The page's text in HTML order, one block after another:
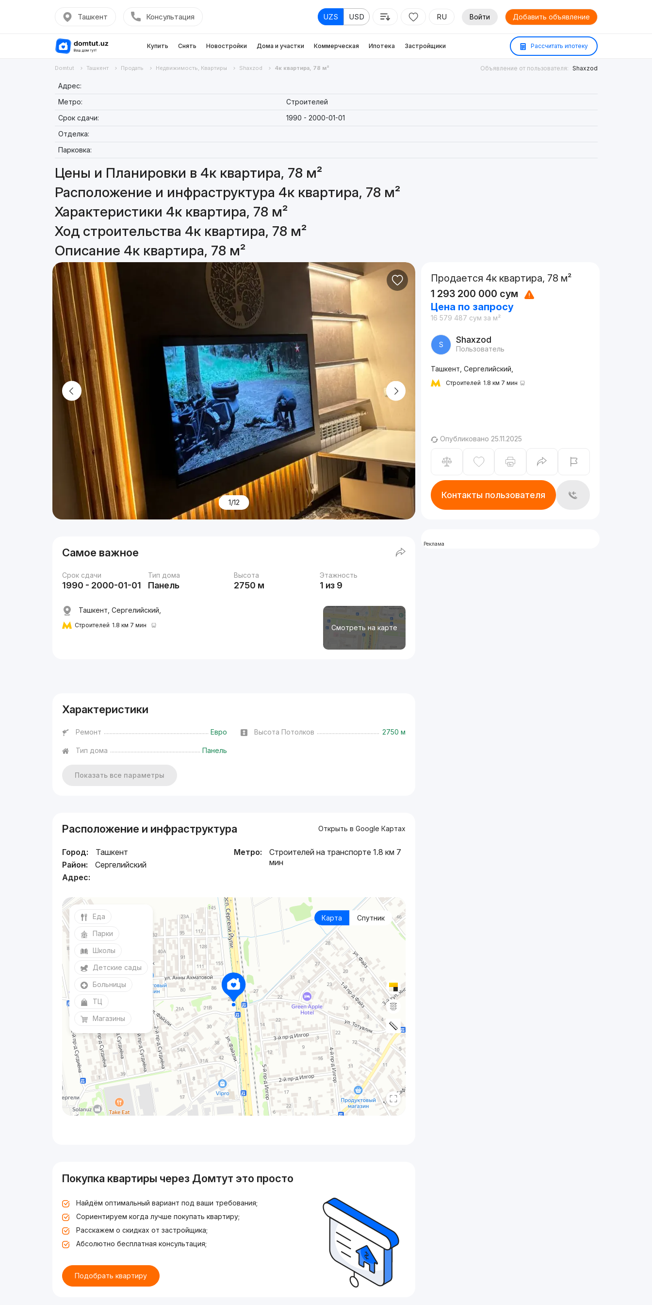
Ташкент Консультация UZS USD RU Войти Добавить объявление
Купить Снять Новостройки Дома и участки Коммерческая Ипотека Застройщики Рассчитать ипотеку
Domtut Ташкент Продать Недвижимость, Квартиры Shaxzod 4к квартира, 78 м² Объявление от пользователя: Shaxzod
Адрес:
Метро:
Строителей
Срок сдачи:
1990 - 2000-01-01
Отделка:
Парковка:
Цены и Планировки в 4к квартира, 78 м²
Расположение и инфраструктура 4к квартира, 78 м²
Характеристики 4к квартира, 78 м²
Ход строительства 4к квартира, 78 м²
Описание 4к квартира, 78 м²
1/12
Самое важное
Срок сдачи
1990 - 2000-01-01
Тип дома
Панель
Высота
2750 м
Этажность
1 из 9
Смотреть на карте
Ташкент, Сергелийский,
Строителей 1.8 км 7 мин
Характеристики
Ремонт Евро Высота Потолков 2750 м
Тип дома Панель
Показать все параметры
Расположение и инфраструктура Открыть в Google Картах
Город:
Ташкент
Район:
Сергелийский
Адрес:
Метро:
Строителей на транспорте 1.8 км 7
мин
Карта Спутник
Еда
Парки
Школы
Детские сады
Больницы
ТЦ
Магазины
Покупка квартиры через Домтут это просто
Найдём оптимальный вариант под ваши требования;
Сориентируем когда лучше покупать квартиру;
Расскажем о скидках от застройщика;
Абсолютно бесплатная консультация;
Подобрать квартиру
Продается 4к квартира, 78 м²
1 293 200 000 сум
Цена по запросу
16 579 487 сум за м²
S Shaxzod
Пользователь
Ташкент, Сергелийский,
Строителей 1.8 км 7 мин
Опубликовано 25.11.2025
Контакты пользователя
Реклама